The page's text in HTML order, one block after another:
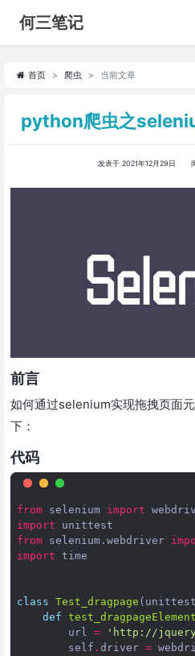
何三笔记
首页 爬虫 当前文章
python爬虫之
发表于 2021年12月29日
前言
如何通过selenium实现拖拽页面
下：
代码
from selenium import
import
unittest
from selenium.webdriver
import time
class Test_dragpage ( unittest
def test_dragpageElement
url
=
'http://
self . driver =